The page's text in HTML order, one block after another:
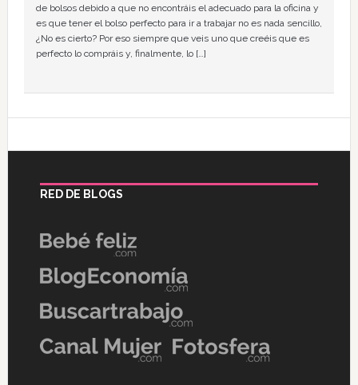
de bolsos debido a que no encontráis el adecuado para la oficina y
es que tener el bolso perfecto para ir a trabajar no es nada sencillo,
¿No es cierto? Por eso siempre que veis uno que creéis que es
perfecto lo compráis y, finalmente, lo […]
RED DE BLOGS